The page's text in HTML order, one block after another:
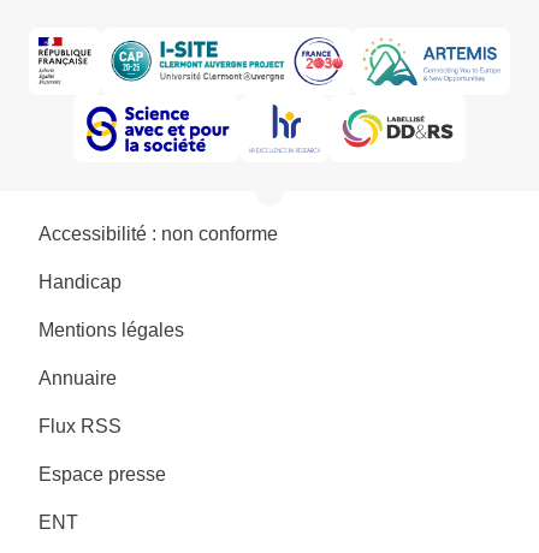
Accessibilité : non conforme
Handicap
Mentions légales
Annuaire
Flux RSS
Espace presse
ENT